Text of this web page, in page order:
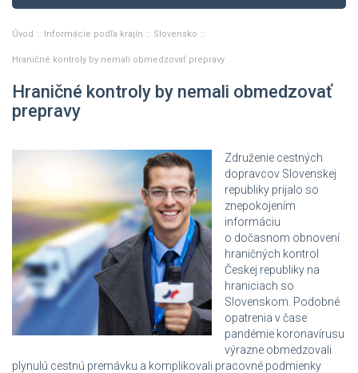
Úvod Informácie podľa krajín Slovensko
Hraničné kontroly by nemali obmedzovať prepravy
Hraničné kontroly by nemali obmedzovať
prepravy
Združenie cestných
dopravcov Slovenskej
republiky prijalo so
znepokojením
informáciu
o dočasnom obnovení
hraničných kontrol
Českej republiky na
hraniciach so
Slovenskom. Podobné
opatrenia v čase
pandémie koronavírusu
výrazne obmedzovali
plynulú cestnú premávku a komplikovali pracovné podmienky